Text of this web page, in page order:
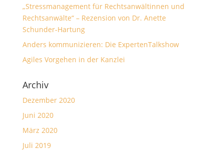
„Stressmanagement für Rechtsanwältinnen und
Rechtsanwälte“ – Rezension von Dr. Anette
Schunder-Hartung
Anders kommunizieren: Die ExpertenTalkshow
Agiles Vorgehen in der Kanzlei
Archiv
Dezember 2020
Juni 2020
März 2020
Juli 2019